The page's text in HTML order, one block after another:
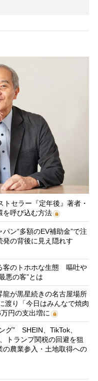
トセラー『定年後』著者・
を呼び込む方法
ン“多額のEV補助金”で注
の背後に見え隠れす
客のトホホな生態 嘔吐や
悪の客”とは
龍が黒星続きの名古屋場所
渡り「今日はみんなで焼肉
円の支出増に
グ” SHEIN、TikTok、
トランプ関税の回避を狙
農業参入・土地取得への